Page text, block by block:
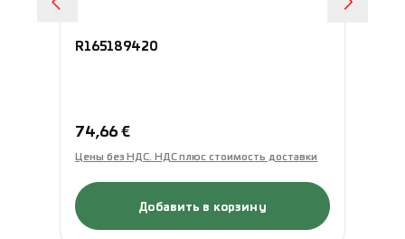
R165189420
Обычная цена:
74,66 €
Цены без НДС. НДС плюс стоимость доставки
Добавить в корзину